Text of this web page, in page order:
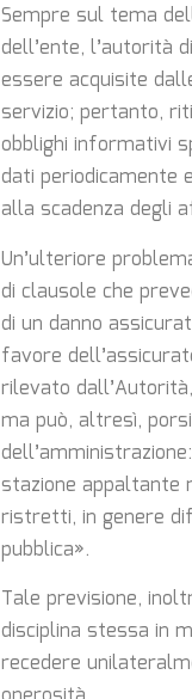
Sempre sul tema
dell’ente, l’autorità
essere acquisite
servizio; pertanto,
obblighi informativi
dati periodicamente
alla scadenza degli
Un’ulteriore
di clausole che
di un danno
favore
rilevato
ma può, altresì,
stazione appaltante
ristretti, in genere
pubblica».
Tale previsione,
disciplina stessa in
recedere